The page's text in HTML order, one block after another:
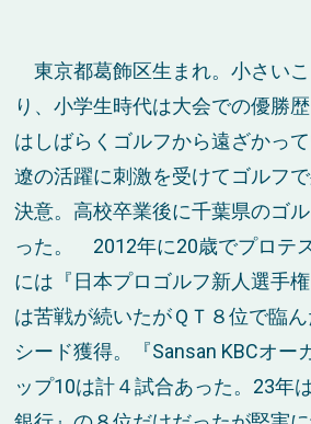
東京都葛飾区生まれ。小さい
り、小学生時代は大会での優勝
はしばらくゴルフから遠ざかっ
遼の活躍に刺激を受けてゴルフ
決意。高校卒業後に千葉県のゴ
った。 2012年に20歳でプロテ
には『日本プロゴルフ新人選手
は苦戦が続いたがＱＴ８位で臨
シード獲得。『Sansan KBCオー
ップ10は計４試合あった。23年